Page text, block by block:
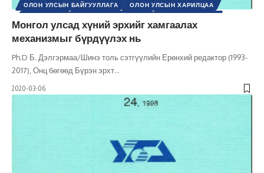
ОЛОН УЛСЫН БАЙГУУЛЛАГА
ОЛОН УЛСЫН ХАРИЛЦАА
Монгол улсад хүний эрхийг хамгаалах
механизмыг бүрдүүлэх нь
Ph.D Б. Дэлгэрмаа/Шинэ толь сэтгүүлийн Ерөнхий редактор (1993-
2017), Онц бөгөөд Бүрэн эрхт…
2020-03-06